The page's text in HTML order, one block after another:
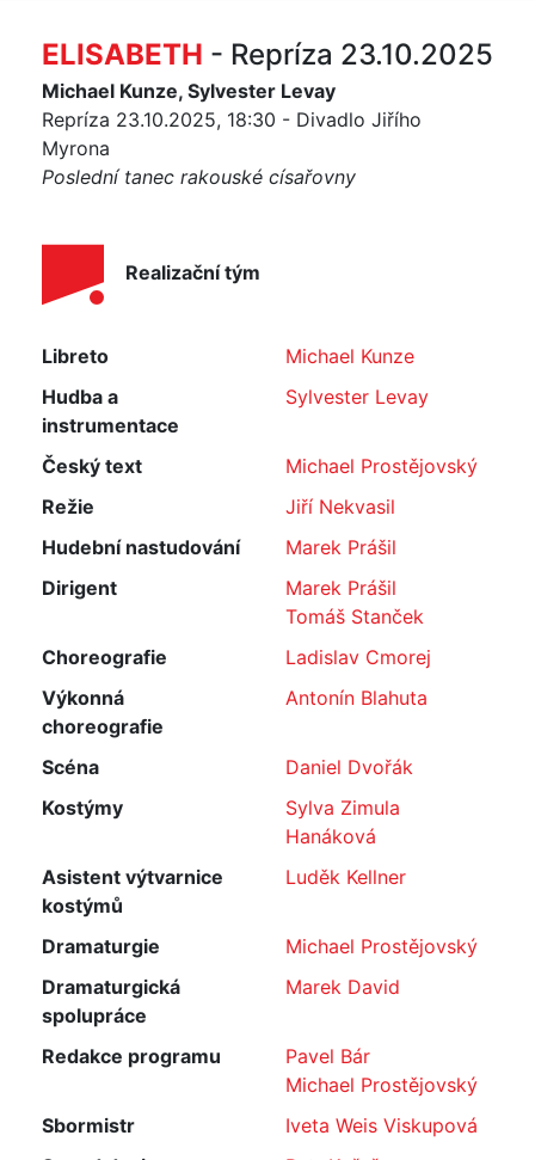
ELISABETH - Repríza 23.10.2025
Michael Kunze, Sylvester Levay
Repríza 23.10.2025, 18:30 - Divadlo Jiřího
Myrona
Poslední tanec rakouské císařovny
Realizační tým
Libreto
Michael Kunze
Hudba a
instrumentace
Sylvester Levay
Český text
Michael Prostějovský
Režie
Jiří Nekvasil
Hudební nastudování
Marek Prášil
Dirigent
Marek Prášil
Tomáš Stanček
Choreografie
Ladislav Cmorej
Výkonná
choreografie
Antonín Blahuta
Scéna
Daniel Dvořák
Kostýmy
Sylva Zimula
Hanáková
Asistent výtvarnice
kostýmů
Luděk Kellner
Dramaturgie
Michael Prostějovský
Dramaturgická
spolupráce
Marek David
Redakce programu
Pavel Bár
Michael Prostějovský
Sbormistr
Iveta Weis Viskupová